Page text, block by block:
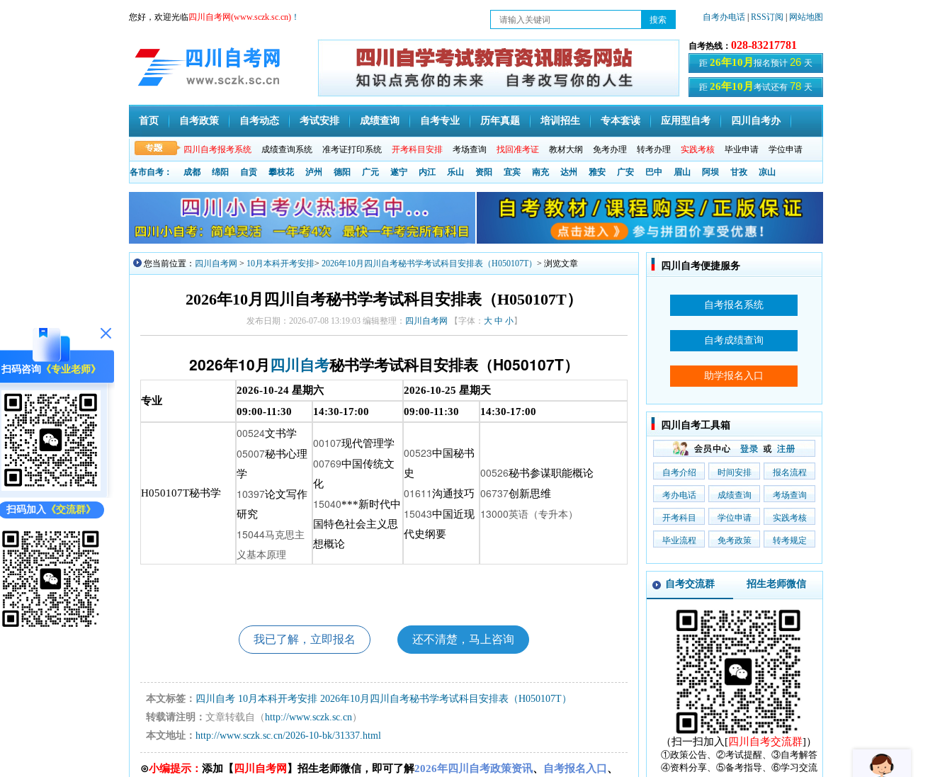
扫码咨询 《专业老师》
扫码加入 《交流群》
您好，欢迎光临四川自考网(www.sczk.sc.cn) ！ 自考办电话 RSS订阅 网站地图
自考热线： 028-83217781
距 26年10月 报名预计 26 天
距 26年10月 考试还有 78 天
首页 自考政策 自考动态 考试安排 成绩查询 自考专业 历年真题 培训招生 专本套读 应用型自考 四川自考办
四川自考报考系统 成绩查询系统 准考证打印系统 开考科目安排 考场查询 找回准考证 教材大纲 免考办理 转考办理 实践考核 毕业申请 学位申请
各市自考： 成都 绵阳 自贡 攀枝花 泸州 德阳 广元 遂宁 内江 乐山 资阳 宜宾 南充 达州 雅安 广安 巴中 眉山 阿坝 甘孜 凉山
您当前位置： 四川自考网 > 10月本科开考安排> 2026年10月四川自考秘书学考试科目安排表（H050107T） > 浏览文章
2026年10月四川自考秘书学考试科目安排表（H050107T）
发布日期：2026-07-08 13:19:03 编辑整理： 四川自考网 【字体： 大 中 小】
2026年10月 四川自考秘书学考试科目安排表（H050107T）
专业
2026-10-24 星期六
2026-10-25 星期天
09:00-11:30
14:30-17:00 09:00-11:30 14:30-17:00
H050107T秘书学
00524文书学
05007秘书心理
学
10397论文写作
研究
15044马克思主
义基本原理
00107现代管理学
00769中国传统文
化
15040***新时代中
国特色社会主义思
想概论
00523中国秘书
史
01611沟通技巧
15043中国近现
代史纲要
00526秘书参谋职能概论
06737创新思维
13000英语（专升本）
我已了解，立即报名 还不清楚，马上咨询
本文标签： 四川自考 10月本科开考安排 2026年10月四川自考秘书学考试科目安排表（H050107T）
转载请注明： 文章转载自（http://www.sczk.sc.cn）
本文地址： http://www.sczk.sc.cn/2026-10-bk/31337.html
⊙小编提示： 添加【 四川自考网 】招生老师微信，即可了解2026年四川自考政策资讯、 自考报名入口 、
四川自考便捷服务
四川自考工具箱
自考介绍 时间安排 报名流程
考办电话 成绩查询 考场查询
开考科目 学位申请 实践考核
毕业流程 免考政策 转考规定
自考交流群 招生老师微信
（扫一扫加入[四川自考交流群]）
①政策公告、②考试提醒、③自考解答
④资料分享、⑤备考指导、⑥学习交流